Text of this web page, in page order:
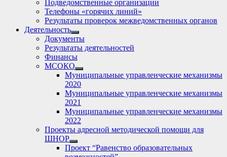
Подведомственные организации
Телефоны «горячих линий»
Результаты проверок межведомственных органов
Деятельность
Show
sub
menu
Документы
Результаты деятельностей
Финансы
МСОКО
Show
sub
menu
Муниципальные управленческие механизмы
2020
Муниципальные управленческие механизмы
2021
Муниципальные управленческие механизмы
2022
Проекты адресной методической помощи для
ШНОР
Show
sub
Проект “Равенство образовательных